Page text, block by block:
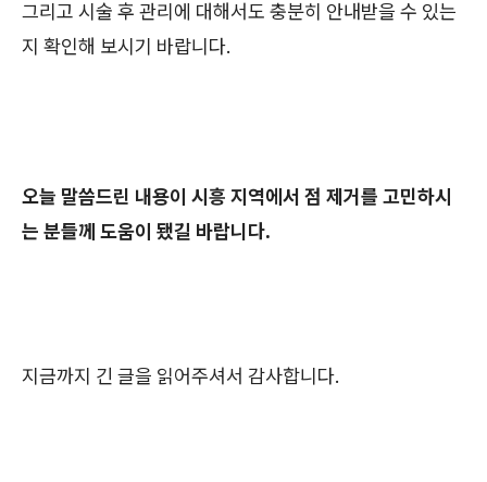
그리고 시술 후 관리에 대해서도 충분히 안내받을 수 있는
지 확인해 보시기 바랍니다.
오늘 말씀드린 내용이 시흥 지역에서 점 제거를 고민하시
는 분들께 도움이 됐길 바랍니다.
지금까지 긴 글을 읽어주셔서 감사합니다.